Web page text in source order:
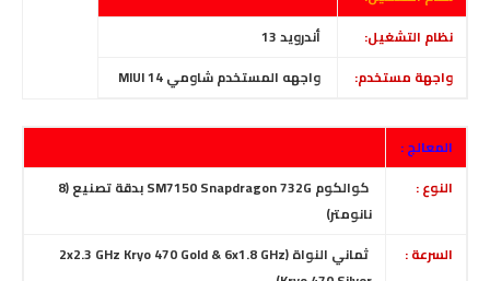
نظام التشغيل:
أندرويد 13
واجهة مستخدم:
واجهه المستخدم شاومي MIUI 14
المعالج :
النوع :
كوالكوم SM7150 Snapdragon 732G بدقة تصنيع (8
نانومتر)
السرعة :
ثماني النواة (2x2.3 GHz Kryo 470 Gold & 6x1.8 GHz